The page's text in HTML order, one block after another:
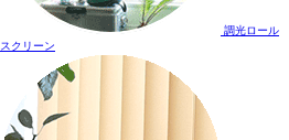
調光ロール
スクリーン